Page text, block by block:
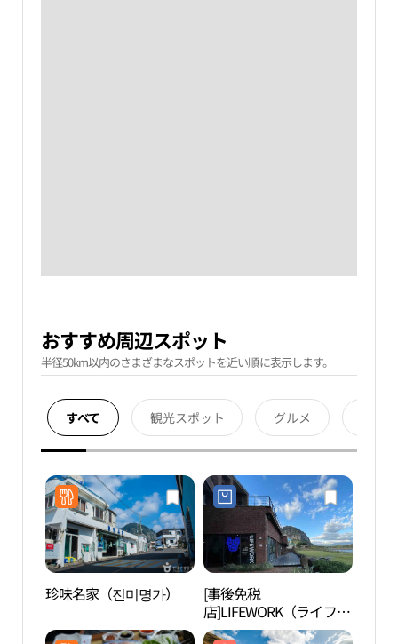
おすすめ周辺スポット
半径50km以内のさまざまなスポットを近い順に表示します。
すべて 観光スポット グルメ
珍味名家（진미명가）
[事後免税
店]LIFEWORK（ライフワ
ーク）・メガストアチェ